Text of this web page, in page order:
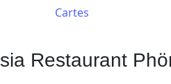
Cartes
Restaurant